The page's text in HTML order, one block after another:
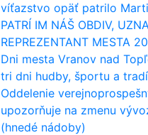
víťazstvo opäť patrilo
PATRÍ IM NÁŠ OBDIV,
REPREZENTANT MESTA
Dni mesta Vranov nad
tri dni hudby, športu a
Oddelenie
upozorňuje na zmenu
(hnedé nádoby)